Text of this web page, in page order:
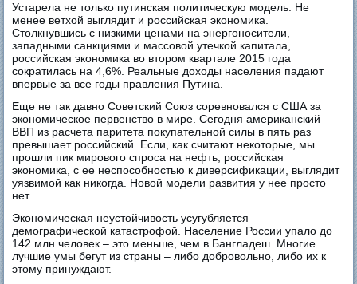
Устарела не только путинская политическую модель. Не
менее ветхой выглядит и российская экономика.
Столкнувшись с низкими ценами на энергоносители,
западными санкциями и массовой утечкой капитала,
российская экономика во втором квартале 2015 года
сократилась на 4,6%. Реальные доходы населения падают
впервые за все годы правления Путина.
Еще не так давно Советский Союз соревновался с США за
экономическое первенство в мире. Сегодня американский
ВВП из расчета паритета покупательной силы в пять раз
превышает российский. Если, как считают некоторые, мы
прошли пик мирового спроса на нефть, российская
экономика, с ее неспособностью к диверсификации, выглядит
уязвимой как никогда. Новой модели развития у нее просто
нет.
Экономическая неустойчивость усугубляется
демографической катастрофой. Население России упало до
142 млн человек – это меньше, чем в Бангладеш. Многие
лучшие умы бегут из страны – либо добровольно, либо их к
этому принуждают.